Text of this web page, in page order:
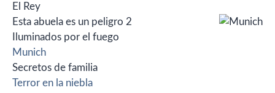
El Rey
Esta abuela es un peligro 2
Iluminados por el fuego
Munich
Secretos de familia
Terror en la niebla